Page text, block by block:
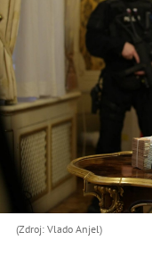
(Zdroj: Vlado Anjel)